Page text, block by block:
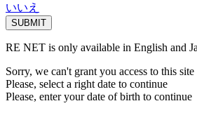
いいえ
RE NET is only available in English and
Sorry, we can't grant you access to this
Please, select a right date to continue
Please, enter your date of birth to continue